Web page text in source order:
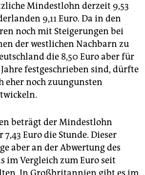
Mindestlohn derzeit 9,53
9,11 Euro. Da in den
noch mit Steigerungen bei
der westlichen Nachbarn zu
die 8,50 Euro aber für
festgeschrieben sind, dürfte
eher noch zuungunsten
beträgt der Mindestlohn
Euro die Stunde. Dieser
aber an der Abwertung des
im Vergleich zum Euro seit